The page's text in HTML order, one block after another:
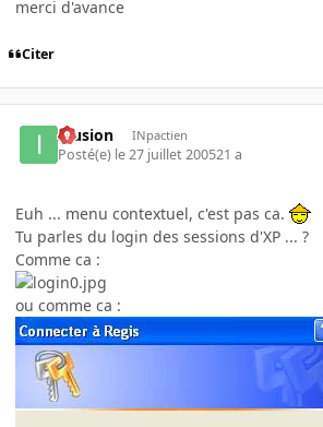
merci d'avance
Citer
Illusion INpactien
Posté(e) le 27 juillet 200521 a
Euh ... menu contextuel, c'est pas ca.
Tu parles du login des sessions d'XP ... ?
Comme ca :
ou comme ca :